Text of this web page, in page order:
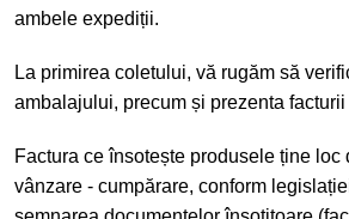
ambele expediții.
La primirea coletului, vă rugăm să
ambalajului, precum și prezenta facturii
Factura ce însotește produsele ține loc
vânzare - cumpărare, conform